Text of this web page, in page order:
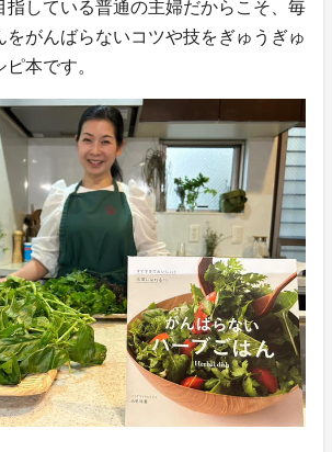
指している普通の主婦だからこそ、毎
をがんばらないコツや技をぎゅうぎゅ
本です。